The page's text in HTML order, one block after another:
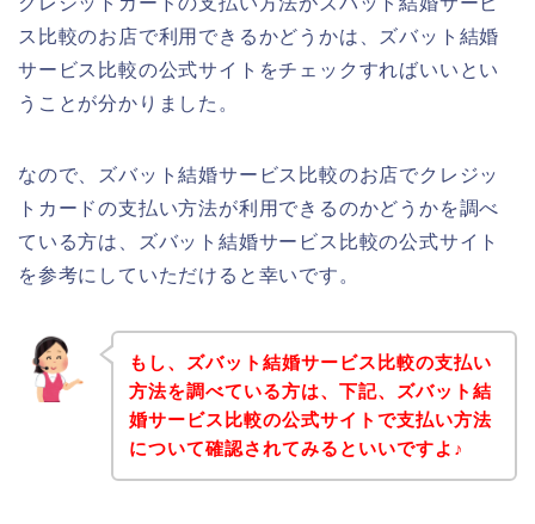
ス比較のお店で利用できるかどうかは、ズバット結婚
サービス比較の公式サイトをチェックすればいいとい
うことが分かりました。
なので、ズバット結婚サービス比較のお店でクレジッ
トカードの支払い方法が利用できるのかどうかを調べ
ている方は、ズバット結婚サービス比較の公式サイト
を参考にしていただけると幸いです。
もし、ズバット結婚サービス比較の支払い
方法を調べている方は、下記、ズバット結
婚サービス比較の公式サイトで支払い方法
について確認されてみるといいですよ♪